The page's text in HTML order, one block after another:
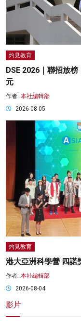
灼見教育
DSE 2026｜聯招放
元
作者: 本社編輯部
2026-08-05
灼見教育
港大亞洲科學營 四諾
作者: 本社編輯部
2026-08-04
影片